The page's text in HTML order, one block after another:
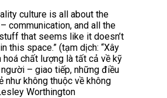
culture is all about the
communication, and all the
that seems like it doesn’t
this space.” (tạm dịch: “Xây
hoá chất lượng là tất cả về kỹ
– giao tiếp, những điều
như không thuộc về không
Worthington